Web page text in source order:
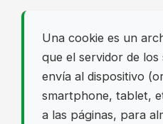
Una cookie es un
que el servidor de
envía al dispositivo
smartphone, tablet,
a las páginas, para